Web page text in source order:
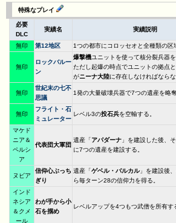
特殊なプレイ
必要
DLC
実績名 実績説明
無印 第12地区 1つの都市にコロッセオと全種類の区
無印
ロックバルー
ン
爆撃機ユニットを使って核分裂兵器を
ただし起爆の時点でユニットの拠点
がニーナ大陸に存在しなければならな
無印
世紀末の七不
思議
1発の大量破壊兵器で7つの遺産を略奪
無印
フライト・石
ミュレーター
レベル3の投石兵を空輸する。
マケド
ニア＆
ペルシ
ア
代表団大軍団
遺産「アパダーナ 」を建設した後、
に7つの遺産を建設する。
ヌビア
信仰心ぶっち
ぎり
遺産「ゲベル・バルカル」を建設後
ら毎ターン28の信仰力を得る。
インド
ネシア
＆クメ
ール
わが手から小
石を掴め
レベルアップを4つもつ武僧を所有す